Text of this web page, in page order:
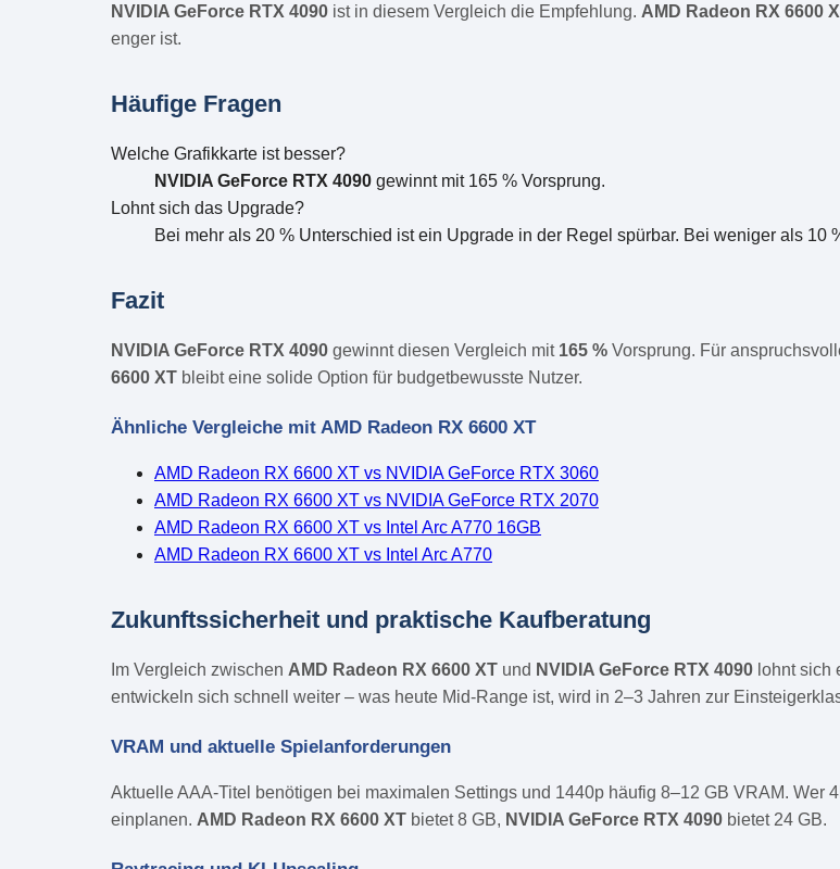
NVIDIA GeForce RTX 4090 ist in diesem Vergleich die Empfehlung. AMD Radeon RX 6600
enger ist.
Häufige Fragen
Welche Grafikkarte ist besser?
NVIDIA GeForce RTX 4090 gewinnt mit 165 % Vorsprung.
Lohnt sich das Upgrade?
Bei mehr als 20 % Unterschied ist ein Upgrade in der Regel spürbar. Bei weniger als 10
Fazit
NVIDIA GeForce RTX 4090 gewinnt diesen Vergleich mit 165 % Vorsprung. Für
6600 XT bleibt eine solide Option für budgetbewusste Nutzer.
Ähnliche Vergleiche mit AMD Radeon RX 6600 XT
AMD Radeon RX 6600 XT vs NVIDIA GeForce RTX 3060
AMD Radeon RX 6600 XT vs NVIDIA GeForce RTX 2070
AMD Radeon RX 6600 XT vs Intel Arc A770 16GB
AMD Radeon RX 6600 XT vs Intel Arc A770
Zukunftssicherheit und praktische Kaufberatung
Im Vergleich zwischen AMD Radeon RX 6600 XT und NVIDIA GeForce RTX 4090 lohnt sich
entwickeln sich schnell weiter – was heute Mid-Range ist, wird in 2–3 Jahren zur
VRAM und aktuelle Spielanforderungen
Aktuelle AAA-Titel benötigen bei maximalen Settings und 1440p häufig 8–12 GB VRAM. Wer
einplanen. AMD Radeon RX 6600 XT bietet 8 GB, NVIDIA GeForce RTX 4090 bietet 24 GB.